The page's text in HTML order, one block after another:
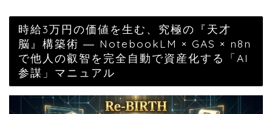
時給3万円の価値を生む、究極の『天才
脳』構築術 ― NotebookLM × GAS × n8n
で他人の叡智を完全自動で資産化する「AI
参謀」マニュアル